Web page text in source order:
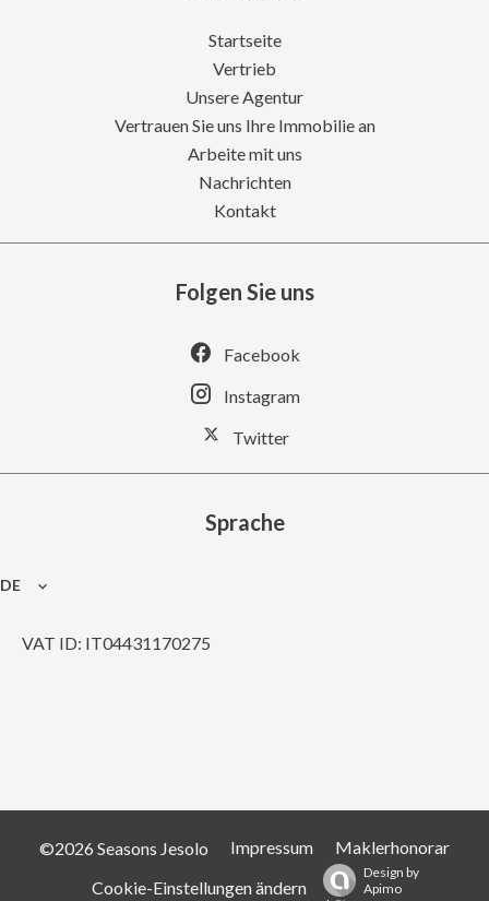
Startseite
Vertrieb
Unsere Agentur
Vertrauen Sie uns Ihre Immobilie an
Arbeite mit uns
Nachrichten
Kontakt
Folgen Sie uns
Facebook
Instagram
Twitter
Sprache
DE
VAT ID: IT04431170275
©2026 Seasons Jesolo Impressum
Maklerhonorar
Cookie-Einstellungen ändern
Design by
Apimo